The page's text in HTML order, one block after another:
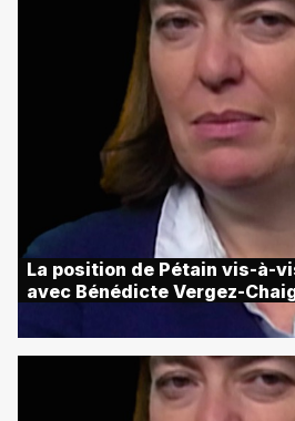
La position de Pétain vis-à-
avec Bénédicte Vergez-